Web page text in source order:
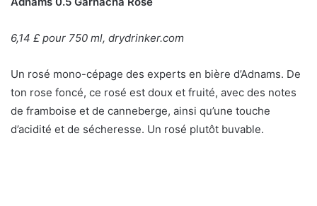
6,14 £ pour 750 ml, drydrinker.com
Un rosé mono-cépage des experts en bière d’Adnams. De
ton rose foncé, ce rosé est doux et fruité, avec des notes
de framboise et de canneberge, ainsi qu’une touche
d’acidité et de sécheresse. Un rosé plutôt buvable.